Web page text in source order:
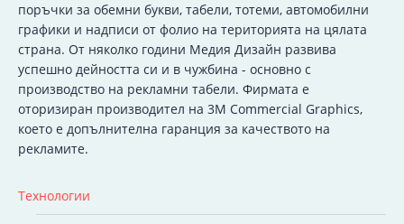
поръчки за обемни букви, табели, тотеми, автомобилни
графики и надписи от фолио на територията на цялата
страна. От няколко години Медия Дизайн развива
успешно дейността си и в чужбина - основно с
производство на рекламни табели. Фирмата е
оторизиран производител на 3M Commercial Graphics,
което е допълнителна гаранция за качеството на
рекламите.
Технологии